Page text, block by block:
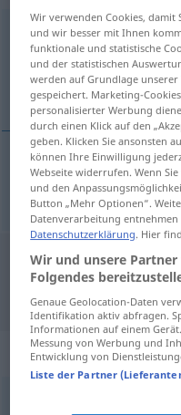
drang impf
Übersicht aller
(Für mehr Details die
drang → siehe „dringen“
"Drang"
Übersetzung
„Drang“:
Wir verwenden Cookies, damit
und wir besser mit Ihnen
funktionale und statistische
und der statistischen
werden auf Grundlage
gespeichert. Marketing-
personalisierter Werbung
durch einen Klick auf den
geben. Klicken Sie ansonsten
können Ihre Einwilligung
Webseite widerrufen. Wenn
und den
Button „Mehr Optionen“.
Datenverarbeitung entnehmen
Datenschutzerklärung. Hier
Wir und unsere
Folgendes
Genaue Geolocation-Daten
Identifikation aktiv abfragen.
Informationen auf einem
Messung von Werbung und
Entwicklung von
Liste der Partner